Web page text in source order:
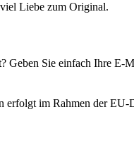
Liebe zum Original.
Geben Sie einfach Ihre E-
erfolgt im Rahmen der